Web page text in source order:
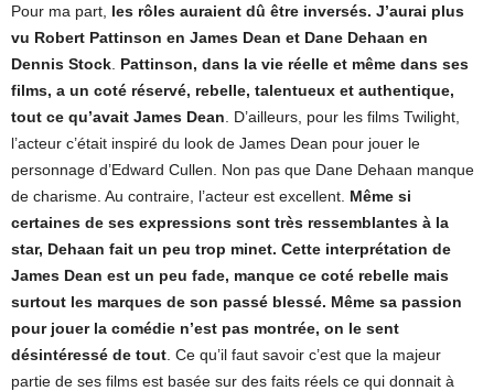
Pour ma part, les rôles auraient dû être inversés. J’aurai plus
vu Robert Pattinson en James Dean et Dane Dehaan en
Dennis Stock Pattinson, dans la vie réelle et même dans ses
films, a un coté réservé, rebelle, talentueux et authentique,
tout ce qu’avait James Dean . D’ailleurs, pour les films Twilight,
l’acteur c’était inspiré du look de James Dean pour jouer le
personnage d’Edward Cullen. Non pas que Dane Dehaan manque
de charisme. Au contraire, l’acteur est excellent. Même si
certaines de ses expressions sont très ressemblantes à la
star, Dehaan fait un peu trop minet. Cette interprétation de
James Dean est un peu fade, manque ce coté rebelle mais
surtout les marques de son passé blessé. Même sa passion
pour jouer la comédie n’est pas montrée, on le sent
désintéressé de tout . Ce qu’il faut savoir c’est que la majeur
partie de ses films est basée sur des faits réels ce qui donnait à